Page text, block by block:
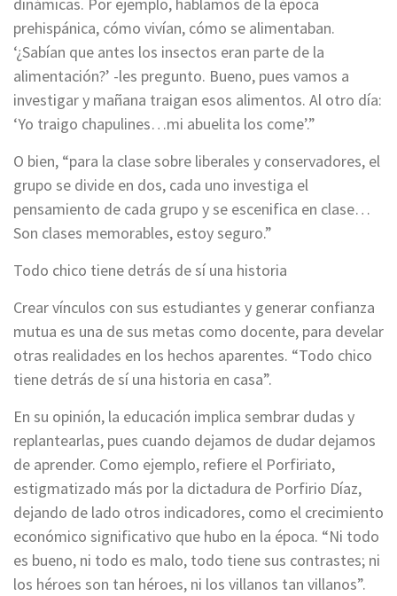
prehispánica, cómo vivían, cómo se alimentaban.
‘¿Sabían que antes los insectos eran parte de la
alimentación?’ -les pregunto. Bueno, pues vamos a
investigar y mañana traigan esos alimentos. Al otro día:
‘Yo traigo chapulines…mi abuelita los come’.”
O bien, “para la clase sobre liberales y conservadores, el
grupo se divide en dos, cada uno investiga el
pensamiento de cada grupo y se escenifica en clase…
Son clases memorables, estoy seguro.”
Todo chico tiene detrás de sí una historia
Crear vínculos con sus estudiantes y generar confianza
mutua es una de sus metas como docente, para develar
otras realidades en los hechos aparentes. “Todo chico
tiene detrás de sí una historia en casa”.
En su opinión, la educación implica sembrar dudas y
replantearlas, pues cuando dejamos de dudar dejamos
de aprender. Como ejemplo, refiere el Porfiriato,
estigmatizado más por la dictadura de Porfirio Díaz,
dejando de lado otros indicadores, como el crecimiento
económico significativo que hubo en la época. “Ni todo
es bueno, ni todo es malo, todo tiene sus contrastes; ni
los héroes son tan héroes, ni los villanos tan villanos”.